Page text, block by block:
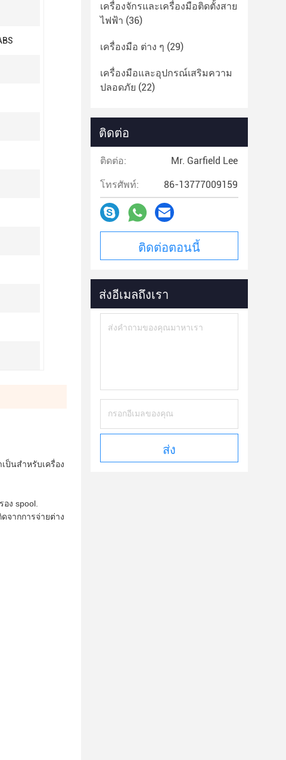
ป็นสําหรับเครื่อง
ง spool.
จากการจ่ายต่าง
เครื่องจักรและเครื่องมือติดตั้งสาย
ไฟฟ้า (36)
เครื่องมือ ต่าง ๆ (29)
เครื่องมือและอุปกรณ์เสริมความ
ปลอดภัย (22)
ติดต่อ
ติดต่อ: Mr. Garfield Lee
โทรศัพท์: 86-13777009159
ติดต่อตอนนี้
ส่งอีเมลถึงเรา
ส่ง